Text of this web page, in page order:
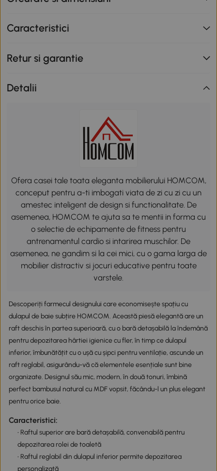
Caracteristici
Retur si garantie
Detalii
Ofera casei tale toata eleganta mobilierului HOMCOM,
conceput pentru a-ti imbogati viata de zi cu zi cu un
amestec inteligent de design si functionalitate. De
asemenea, HOMCOM te ajuta sa te mentii in forma cu
o selectie de echipamente de fitness pentru
antrenamentul cardio si intarirea muschilor. De
asemenea, ne gandim si la cei mici, cu o gama larga de
mobilier distractiv si jocuri educative pentru toate
varstele.
Descoperiți farmecul designului care economisește spațiu cu
dulapul de baie subțire HOMCOM. Această piesă elegantă are un
raft deschis în partea superioară, cu o bară detașabilă la îndemână
pentru depozitarea hârtiei igienice cu fler, în timp ce dulapul
inferior, îmbunătățit cu o ușă cu șipci pentru ventilație, ascunde un
raft reglabil, asigurându-vă că elementele esențiale sunt bine
organizate. Designul său mic, modern, în două tonuri, îmbină
perfect bambusul natural cu MDF vopsit, făcându-l un plus elegant
pentru orice baie.
Caracteristici:
• Raftul superior are bară detașabilă, convenabilă pentru
depozitarea rolei de toaletă
• Raftul reglabil din dulapul inferior permite depozitarea
personalizată